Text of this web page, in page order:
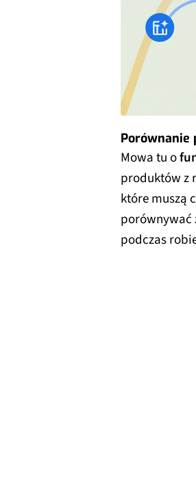
Mowa tu o
produktów z
które muszą
porównywać
podczas